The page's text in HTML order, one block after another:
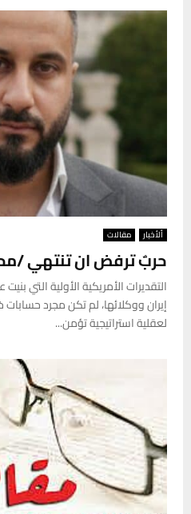
ألأخبار مقالات
‏حربٌ ترفض ان تنتهي /‏
‏التقديرات الأمريكية الأولية التي
إيران ووكلائها، لم تكن مجرد
لعقلية استراتيجية تؤمن...